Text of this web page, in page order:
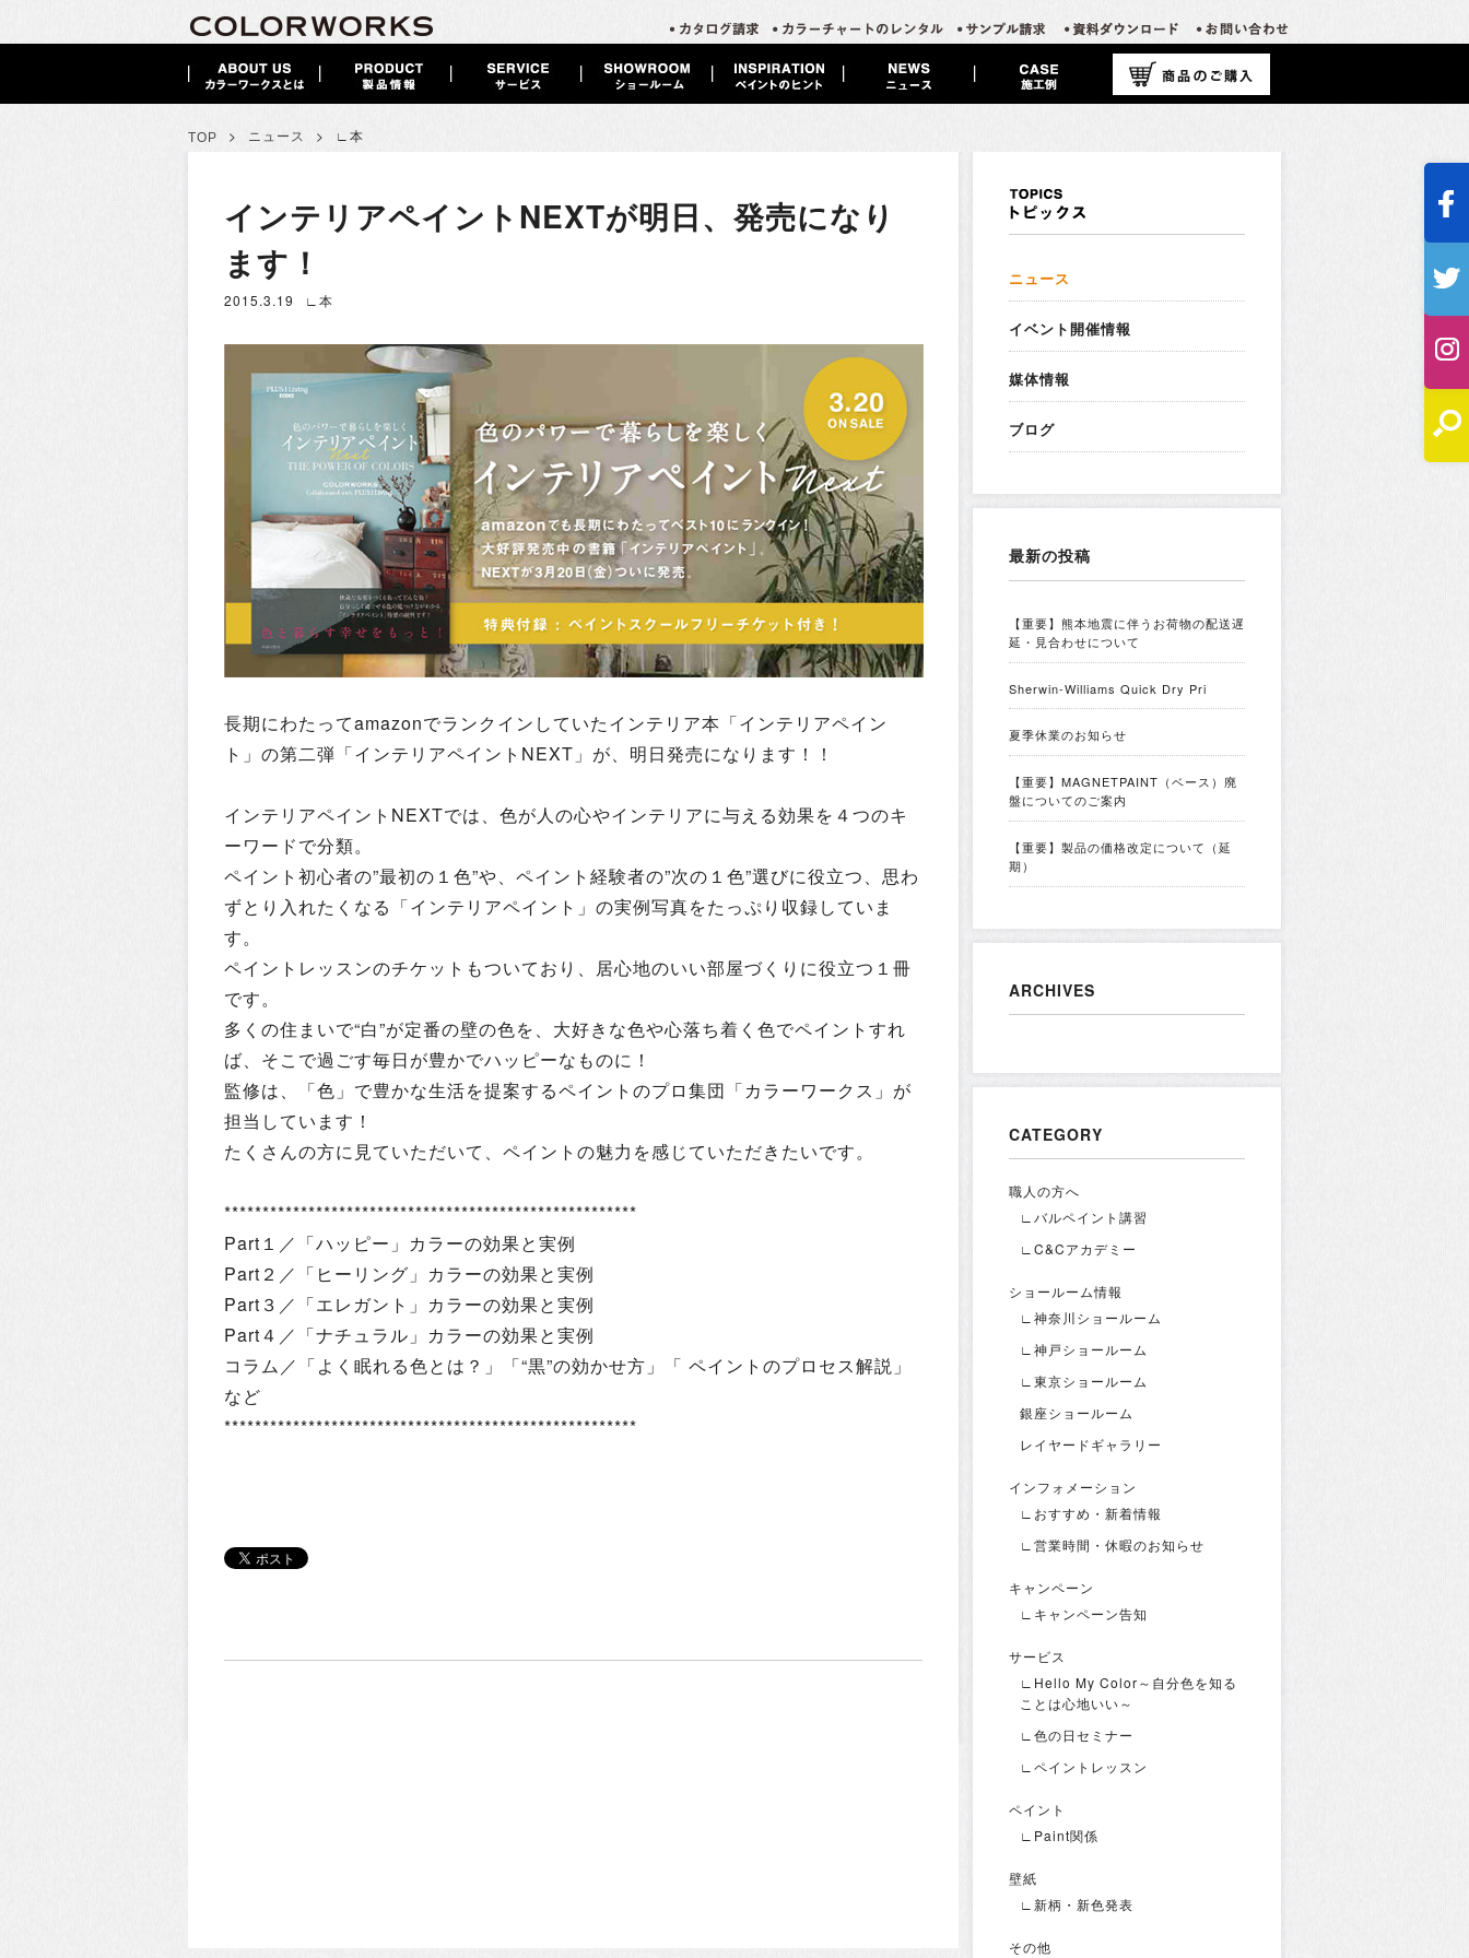
TOP > ニュース > ∟本
インテリアペイントNEXTが明日、発売になり
ます！
2015.3.19 ∟本
長期にわたってamazonでランクインしていたインテリア本「インテリアペイン
ト」の第二弾「インテリアペイントNEXT」が、明日発売になります！！
インテリアペイントNEXTでは、色が人の心やインテリアに与える効果を４つのキ
ーワードで分類。
ペイント初心者の”最初の１色”や、ペイント経験者の”次の１色”選びに役立つ、思わ
ずとり入れたくなる「インテリアペイント」の実例写真をたっぷり収録していま
す。
ペイントレッスンのチケットもついており、居心地のいい部屋づくりに役立つ１冊
です。
多くの住まいで“白”が定番の壁の色を、大好きな色や心落ち着く色でペイントすれ
ば、そこで過ごす毎日が豊かでハッピーなものに！
監修は、「色」で豊かな生活を提案するペイントのプロ集団「カラーワークス」が
担当しています！
たくさんの方に見ていただいて、ペイントの魅力を感じていただきたいです。
******************************************************
Part１／「ハッピー」カラーの効果と実例
Part２／「ヒーリング」カラーの効果と実例
Part３／「エレガント」カラーの効果と実例
Part４／「ナチュラル」カラーの効果と実例
コラム／「よく眠れる色とは？」「“黒”の効かせ方」「 ペイントのプロセス解説」
など
******************************************************
ニュース
イベント開催情報
媒体情報
ブログ
最新の投稿
【重要】熊本地震に伴うお荷物の配送遅
延・見合わせについて
Sherwin-Williams Quick Dry Pri
夏季休業のお知らせ
【重要】MAGNETPAINT（ベース）廃
盤についてのご案内
【重要】製品の価格改定について（延
期）
ARCHIVES
CATEGORY
職人の方へ
∟バルペイント講習
∟C&Cアカデミー
ショールーム情報
∟神奈川ショールーム
∟神戸ショールーム
∟東京ショールーム
銀座ショールーム
レイヤードギャラリー
インフォメーション
∟おすすめ・新着情報
∟営業時間・休暇のお知らせ
キャンペーン
∟キャンペーン告知
サービス
∟Hello My Color～自分色を知る
ことは心地いい～
∟色の日セミナー
∟ペイントレッスン
ペイント
∟Paint関係
壁紙
∟新柄・新色発表
その他